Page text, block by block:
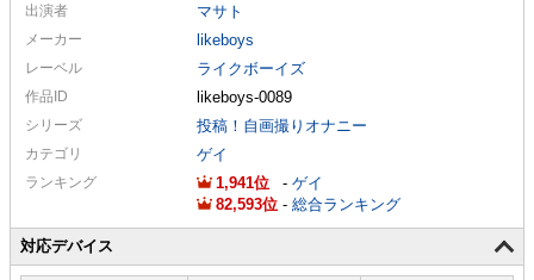
出演者 マサト
メーカー likeboys
レーベル ライクボーイズ
作品ID likeboys-0089
シリーズ 投稿！自画撮りオナニー
カテゴリ ゲイ
ランキング 1,941 - ゲイ
82,593
- 総合ランキング
対応デバイス